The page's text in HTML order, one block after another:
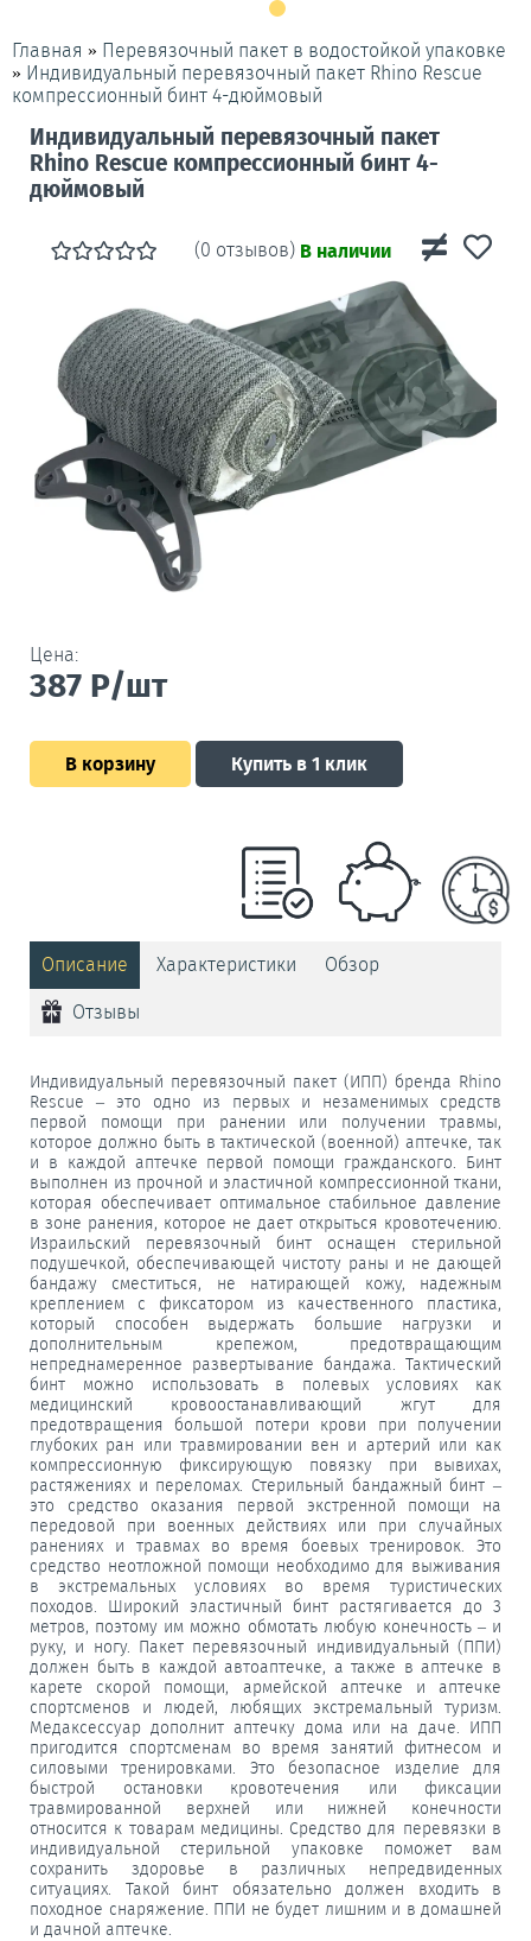
Главная » Перевязочный пакет в водостойкой упаковке
» Индивидуальный перевязочный пакет Rhino Rescue
компрессионный бинт 4-дюймовый
Индивидуальный перевязочный пакет
Rhino Rescue компрессионный бинт 4-
дюймовый
(0 отзывов) В наличии
Цена:
387 Р/шт
В корзину Купить в 1 клик
Описание Характеристики Обзор
Отзывы
Индивидуальный перевязочный пакет (ИПП) бренда Rhino
Rescue – это одно из первых и незаменимых средств
первой помощи при ранении или получении травмы,
которое должно быть в тактической (военной) аптечке, так
и в каждой аптечке первой помощи гражданского. Бинт
выполнен из прочной и эластичной компрессионной ткани,
которая обеспечивает оптимальное стабильное давление
в зоне ранения, которое не дает открыться кровотечению.
Израильский перевязочный бинт оснащен стерильной
подушечкой, обеспечивающей чистоту раны и не дающей
бандажу сместиться, не натирающей кожу, надежным
креплением с фиксатором из качественного пластика,
который способен выдержать большие нагрузки и
дополнительным крепежом, предотвращающим
непреднамеренное развертывание бандажа. Тактический
бинт можно использовать в полевых условиях как
медицинский кровоостанавливающий жгут для
предотвращения большой потери крови при получении
глубоких ран или травмировании вен и артерий или как
компрессионную фиксирующую повязку при вывихах,
растяжениях и переломах. Стерильный бандажный бинт –
это средство оказания первой экстренной помощи на
передовой при военных действиях или при случайных
ранениях и травмах во время боевых тренировок. Это
средство неотложной помощи необходимо для выживания
в экстремальных условиях во время туристических
походов. Широкий эластичный бинт растягивается до 3
метров, поэтому им можно обмотать любую конечность – и
руку, и ногу. Пакет перевязочный индивидуальный (ППИ)
должен быть в каждой автоаптечке, а также в аптечке в
карете скорой помощи, армейской аптечке и аптечке
спортсменов и людей, любящих экстремальный туризм.
Медаксессуар дополнит аптечку дома или на даче. ИПП
пригодится спортсменам во время занятий фитнесом и
силовыми тренировками. Это безопасное изделие для
быстрой остановки кровотечения или фиксации
травмированной верхней или нижней конечности
относится к товарам медицины. Средство для перевязки в
индивидуальной стерильной упаковке поможет вам
сохранить здоровье в различных непредвиденных
ситуациях. Такой бинт обязательно должен входить в
походное снаряжение. ППИ не будет лишним и в домашней
и дачной аптечке.